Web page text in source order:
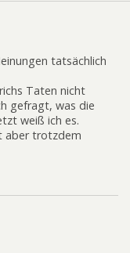
tatsächlich
Taten nicht
gefragt, was die
weiß ich es.
aber trotzdem